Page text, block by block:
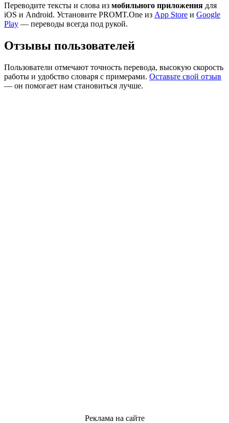
Переводите тексты и слова из мобильного приложения для
iOS и Android. Установите PROMT.One из App Store и Google
Play — переводы всегда под рукой.
Отзывы пользователей
Пользователи отмечают точность перевода, высокую скорость
работы и удобство словаря с примерами. Оставьте свой отзыв
— он помогает нам становиться лучше.
Реклама на сайте